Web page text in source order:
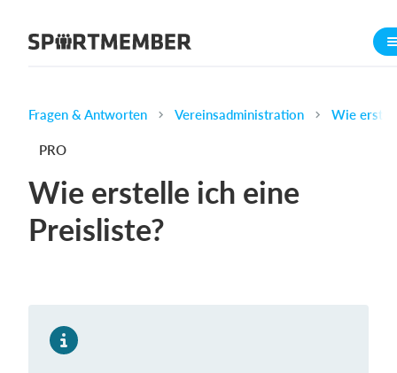
Über SportMember
Trainingsplan
Mitgliedsbeitrag
Fragen & Antworten Vereinsadministration Wie
PRO
Wie erstelle ich eine
Preisliste?